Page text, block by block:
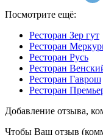
Посмотрите ещё:
Ресторан Зер гут
Ресторан
Ресторан Русь
Ресторан
Ресторан Гаврош
Ресторан
Добавление отзыва,
Чтобы Ваш отзыв